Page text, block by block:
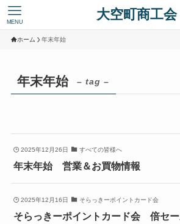
大空町商工会
MENU
ホーム 年末年始
年末年始 – tag –
2025年12月26日 すべての皆様へ
年末年始 営業＆お買物情報
2025年12月16日 そらっきーポイントカード会
そらっきーポイントカード会 倍セー